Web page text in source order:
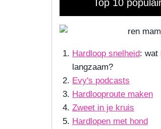
Top 10
Hardloop snelheid: wat
langzaam?
Evy's podcasts
Hardlooproute maken
Zweet in je kruis
Hardlopen met hond